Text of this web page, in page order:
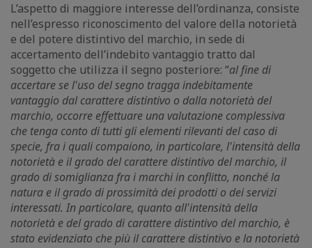
L’aspetto di maggiore interesse dell’ordinanza, consiste
nell’espresso riconoscimento del valore della notorietà
e del potere distintivo del marchio, in sede di
accertamento dell’indebito vantaggio tratto dal
soggetto che utilizza il segno posteriore: “al fine di
accertare se l'uso del segno tragga indebitamente
vantaggio dal carattere distintivo o dalla notorietà del
marchio, occorre effettuare una valutazione complessiva
che tenga conto di tutti gli elementi rilevanti del caso di
specie, fra i quali compaiono, in particolare, l'intensità della
notorietà e il grado del carattere distintivo del marchio, il
grado di somiglianza fra i marchi in conflitto, nonché la
natura e il grado di prossimità dei prodotti o dei servizi
interessati. In particolare, quanto all'intensità della
notorietà e del grado di carattere distintivo del marchio, è
stato evidenziato che più il carattere distintivo e la notorietà